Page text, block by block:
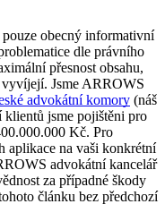
obecný informativní
dle právního
přesnost obsahu,
Jsme ARROWS
advokátní komory (náš
klientů jsme pojištěni pro
Kč. Pro
aplikace na vaši konkrétní
advokátní kancelář
za případné škody
článku bez předchozí